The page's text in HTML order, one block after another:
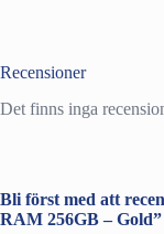
Recensioner
Det finns inga
Bli först med att
RAM 256GB – Gold”